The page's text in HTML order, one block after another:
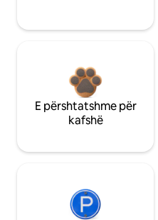
E përshtatshme për
kafshë